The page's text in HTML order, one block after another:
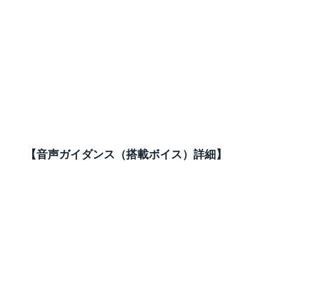
【音声ガイダンス（搭載ボイス）詳細】